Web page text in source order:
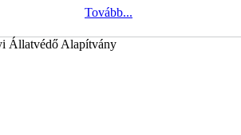
Tovább...
Állatvédő Alapítvány